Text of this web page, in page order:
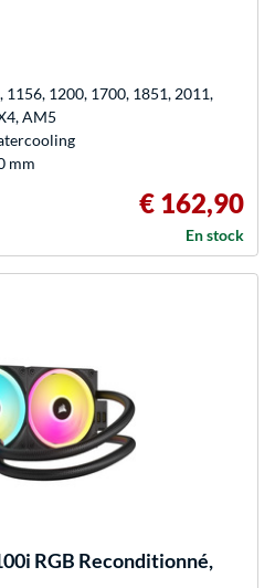
1156, 1200, 1700, 1851, 2011,
AM5
mm
€ 162,90
En stock
RGB Reconditionné,